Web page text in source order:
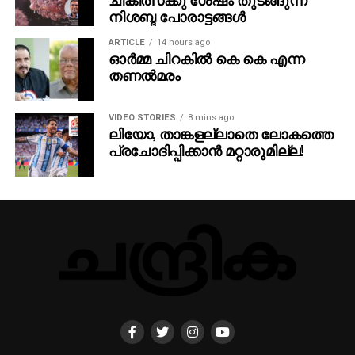
ADVERTISEMENT
നിശബ്ദ പോരാട്ടങ്ങൾ
ARTICLE 14 hours ago
ഓർമ്മ ചിറകിൽ കെ കെ എന്ന
തണൽമരം
VIDEO STORIES 8 mins ago
ലിയോ, താങ്കളല്ലാതെ ലോകത്തെ
പ്രചോദിപ്പിക്കാന്‍ മറ്റാരുമില്ല!